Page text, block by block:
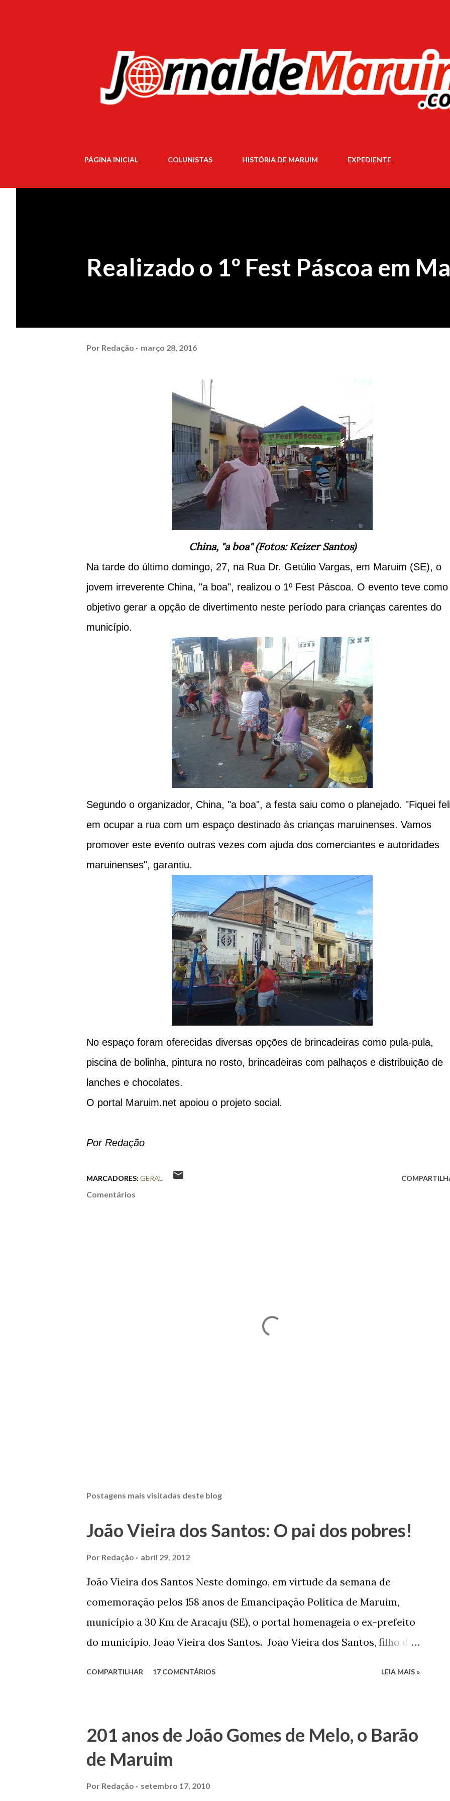
PÁGINA INICIAL COLUNISTAS HISTÓRIA DE MARUIM EXPEDIENTE
Realizado o 1º Fest Páscoa em
Por Redação março 28, 2016
China, "a boa" (Fotos: Keizer Santos)
Na tarde do último domingo, 27, na Rua Dr. Getúlio Vargas, em Maruim (SE), o
jovem irreverente China, "a boa", realizou o 1º Fest Páscoa. O evento teve como
objetivo gerar a opção de divertimento neste período para crianças carentes do
município.
Segundo o organizador, China, "a boa", a festa saiu como o planejado. "Fiquei
em ocupar a rua com um espaço destinado às crianças maruinenses. Vamos
promover este evento outras vezes com ajuda dos comerciantes e autoridades
maruinenses", garantiu.
No espaço foram oferecidas diversas opções de brincadeiras como pula-pula,
piscina de bolinha, pintura no rosto, brincadeiras com palhaços e distribuição de
lanches e chocolates.
O portal Maruim.net apoiou o projeto social.
Por Redação
MARCADORES: GERAL
Comentários
Postagens mais visitadas deste blog
João Vieira dos Santos: O pai dos pobres!
Por Redação abril 29, 2012
João Vieira dos Santos Neste domingo, em virtude da semana de
comemoração pelos 158 anos de Emancipação Política de Maruim,
município a 30 Km de Aracaju (SE), o portal homenageia o ex-prefeito
do município, João Vieira dos Santos. João Vieira dos Santos, filho de
se dedicar aos estudos, e então passou a colocar o trabalho em
primeiro plano para auxiliar na renda familiar. No comércio foi
garçon, dono de bar, de armarinho e depois de uma panificação. “Ao
COMPARTILHAR 17 COMENTÁRIOS LEIA MAIS »
201 anos de João Gomes de Melo, o Barão
de Maruim
Por Redação setembro 17, 2010